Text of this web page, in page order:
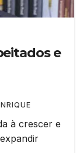
e
à crescer e